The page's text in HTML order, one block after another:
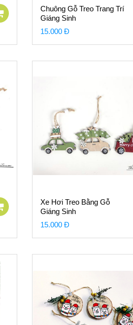
Chuông Gỗ Treo Trang Trí
Giáng Sinh
15.000 Đ
Xe Hơi Treo Bằng Gỗ
Giáng Sinh
15.000 Đ